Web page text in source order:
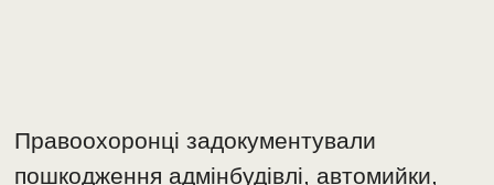
Правоохоронці задокументували
пошкодження адмінбудівлі, автомийки,